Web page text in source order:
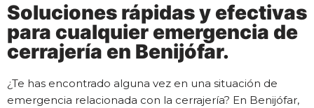
Soluciones rápidas y efectivas
para cualquier emergencia de
cerrajería en Benijófar.
¿Te has encontrado alguna vez en una situación de
emergencia relacionada con la cerrajería? En Benijófar,